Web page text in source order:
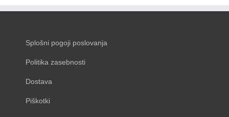
Splošni pogoji poslovanja
Politika zasebnosti
Dostava
Piškotki